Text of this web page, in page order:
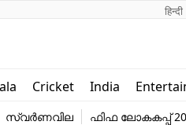
हिन्दी
Cricket India
Education
സ്വർണവില ഫിഫ ലോകകപ്പ്